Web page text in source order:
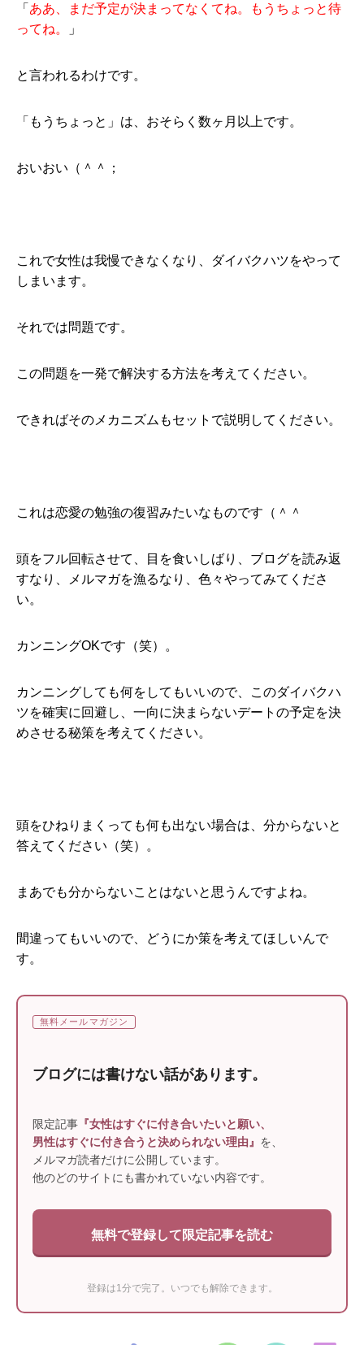
「 ああ、まだ予定が決まってなくてね。もうちょっと待
ってね。
」
と言われるわけです。
「もうちょっと」は、おそらく数ヶ月以上です。
おいおい（＾＾；
これで女性は我慢できなくなり、ダイバクハツをやって
しまいます。
それでは問題です。
この問題を一発で解決する方法を考えてください。
できればそのメカニズムもセットで説明してください。
これは恋愛の勉強の復習みたいなものです（＾＾
頭をフル回転させて、目を食いしばり、ブログを読み返
すなり、メルマガを漁るなり、色々やってみてくださ
い。
カンニングOKです（笑）。
カンニングしても何をしてもいいので、このダイバクハ
ツを確実に回避し、一向に決まらないデートの予定を決
めさせる秘策を考えてください。
頭をひねりまくっても何も出ない場合は、分からないと
答えてください（笑）。
まあでも分からないことはないと思うんですよね。
間違ってもいいので、どうにか策を考えてほしいんで
す。
無料メールマガジン
ブログには書けない話があります。
限定記事 『女性はすぐに付き合いたいと願い、
男性はすぐに付き合うと決められない理由』 を、
メルマガ読者だけに公開しています。
他のどのサイトにも書かれていない内容です。
無料で登録して限定記事を読む
登録は1分で完了。いつでも解除できます。